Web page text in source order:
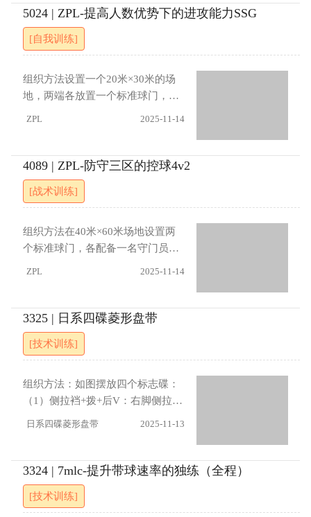
攻防转换速度，失球后迅速调整站
位，延缓对方进攻并抓住反击机
会。进展（1）守门员可以在本方半
场内自由防守，形成5对4局面
（2）必须传地面球组织进攻（3）
队员必须限制为2次触球（4）安排
进攻队员对3名防守队员的对抗，在
前场区域进行1名进攻队员对2名防
守队员的对抗。进攻方从中场组织
进攻，寻找将球传给前场前锋的机
会，前锋得球后完成射门。球传给
前锋后，前卫队员可以进入前场协
球给前锋重新开始练习；若防守方
导要点进攻方应注重支援接应与运
球突破，通过快速传导创造传球机
会；防守方应注重延缓对方进攻，
保持阵型紧凑，限制进攻空间。全
体队员需注意攻防转换的时机与位
置调整。进展（1）与前锋1对2的
在特定时间限制内，中场队员必须
区域的触球次数；（4）进攻队员必
须传地面球。
5024 | ZPL-提高人数优势下的进攻能力SSG
[自我训练]
组织方法设置一个20米×30米的场
地，两端各放置一个标准球门，每
脚后，控球方队员可以过线突破，
只有在运球过线后才可以射门。射
门得分后，进攻方转向另一个球门
继续进攻；若防守方或守门员获得
球权，则两队交换攻防角色。指导
要点进攻方应利用人数优势通过快
运球过线的时机与射门效率；防守
延缓对方进攻，并抓住转换机会迅
速反击。全体队员需注意攻防节奏
的控制与位置轮换。进展（1）允许
站在球门前的防守队员移动到线上
参与防守（2）所有传球必须为地面
球（3）控球方需在15秒内将球传
ZPL 2025-11-14
4089 | ZPL-防守三区的控球4v2
[战术训练]
组织方法在40米×60米场地设置两
个标准球门，各配备一名守门员。
由守门员发球给后卫开始，后卫组
织进攻（至少5脚传球后可传向前
场），球传过中线并由本方前锋接
球后，防守队员方可越过中线参与
进攻。若对方获得球权（2名前
锋），可立即发动射门。指导要点
性，通过支援接应创造推进机会；
快速形成防守阵型，限制对方进攻
空间。进展（1）扩大场地范围至两
侧边线（2）规定必须传地面球
（3）过了半场后，限制进攻时间。
ZPL 2025-11-14
3325 | 日系四碟菱形盘带
[技术训练]
组织方法：如图摆放四个标志碟：
（1）侧拉裆+拨+后V：右脚侧拉左
脚挡，右脚外拨，侧身后右脚后
修斯。（3）油炸+拉推+侧身油
炸：右炸左，右脚拉推，侧身后，
再次右炸左（4）外拨踩+侧拉+马
日系四碟菱形盘带 2025-11-13
3324 | 7mlc-提升带球速率的独练（全程）
[技术训练]